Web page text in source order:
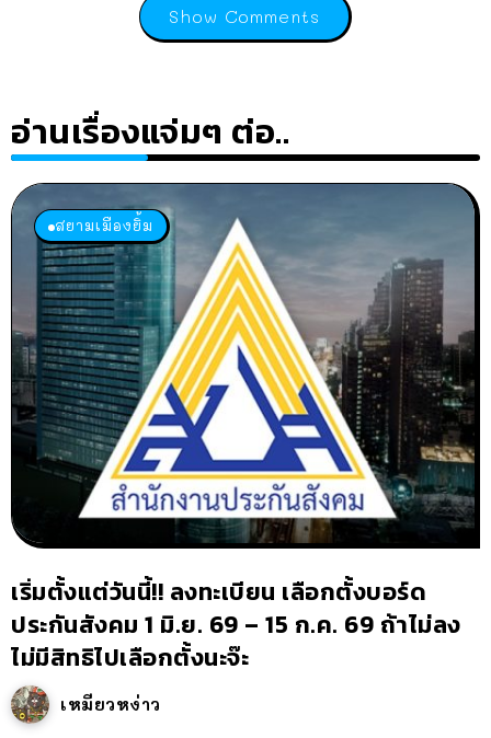
Show Comments
อ่านเรื่องแจ่มๆ ต่อ..
สยามเมืองยิ้ม
เริ่มตั้งแต่วันนี้!! ลงทะเบียน เลือกตั้งบอร์ด
ประกันสังคม 1 มิ.ย. 69 – 15 ก.ค. 69 ถ้าไม่ลง
ไม่มีสิทธิไปเลือกตั้งนะจ๊ะ
เหมียวหง่าว